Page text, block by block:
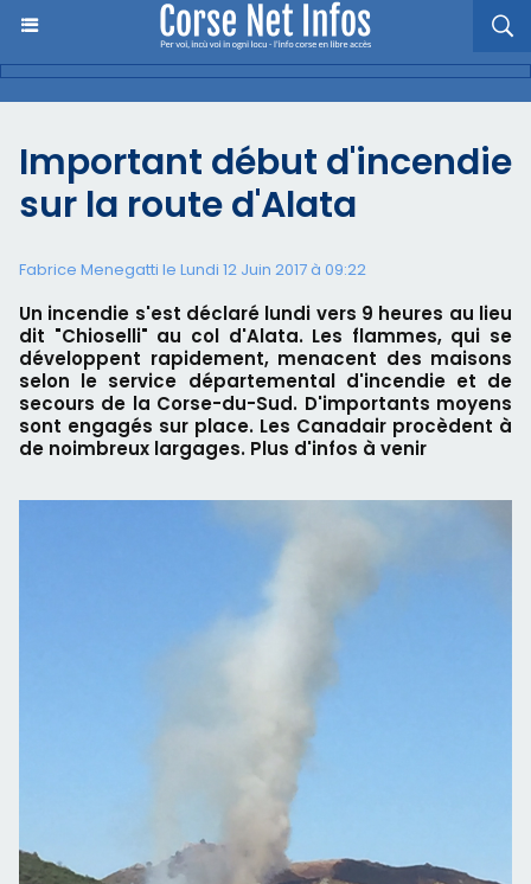
Important début d'incendie
sur la route d'Alata
Fabrice Menegatti le Lundi 12 Juin 2017 à 09:22
Un incendie s'est déclaré lundi vers 9 heures au lieu
dit "Chioselli" au col d'Alata. Les flammes, qui se
développent rapidement, menacent des maisons
selon le service départemental d'incendie et de
secours de la Corse-du-Sud. D'importants moyens
sont engagés sur place. Les Canadair procèdent à
de noimbreux largages. Plus d'infos à venir